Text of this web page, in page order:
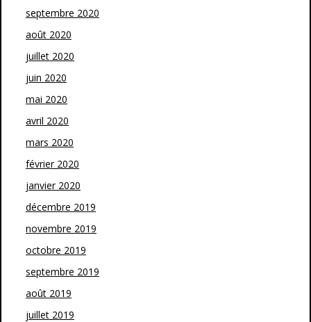
septembre 2020
août 2020
juillet 2020
juin 2020
mai 2020
avril 2020
mars 2020
février 2020
janvier 2020
décembre 2019
novembre 2019
octobre 2019
septembre 2019
août 2019
juillet 2019